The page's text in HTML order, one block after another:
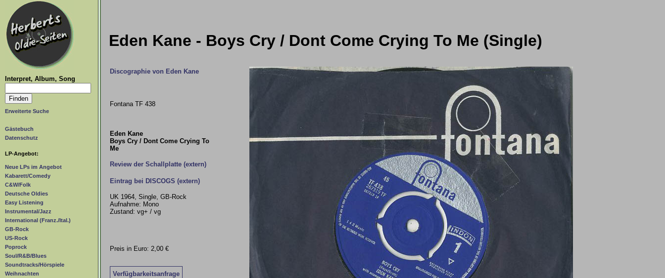
Interpret, Album, Song
Erweiterte Suche
Gästebuch
Datenschutz
LP-Angebot:
Neue LPs im Angebot
Kabarett/Comedy
C&W/Folk
Deutsche Oldies
Easy Listening
Instrumental/Jazz
International (Franz./Ital.)
GB-Rock
US-Rock
Poprock
Soul/R&B/Blues
Soundtracks/Hörspiele
Weihnachten
Eden Kane - Boys Cry / Dont Come Crying To Me (Single)
Discographie von Eden Kane
Fontana TF 438
Eden Kane
Boys Cry / Dont Come Crying To
Me
Review der Schallplatte (extern)
Eintrag bei DISCOGS (extern)
UK 1964, Single, GB-Rock
Aufnahme: Mono
Zustand: vg+ / vg
Preis in Euro: 2,00 €
Verfügbarkeitsanfrage